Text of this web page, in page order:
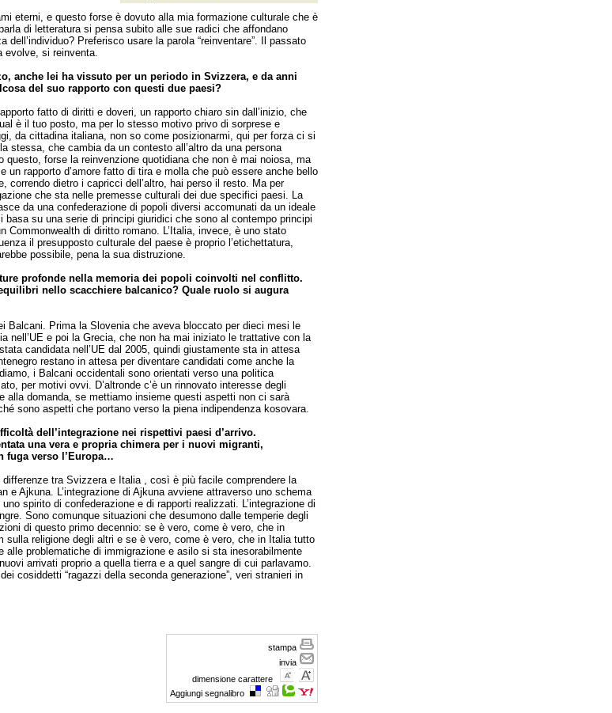
eterni, e questo forse è dovuto alla mia formazione culturale che è
di letteratura si pensa subito alle sue radici che affondano
dell’individuo? Preferisco usare la parola “reinventare”. Il passato
evolve, si reinventa.
anche lei ha vissuto per un periodo in Svizzera, e da anni
del suo rapporto con questi due paesi?
fatto di diritti e doveri, un rapporto chiaro sin dall’inizio, che
è il tuo posto, ma per lo stesso motivo privo di sorprese e
da cittadina italiana, non so come posizionarmi, qui per forza ci si
stessa, che cambia da un contesto all’altro da una persona
questo, forse la reinvenzione quotidiana che non è mai noiosa, ma
un rapporto d’amore fatto di tira e molla che può essere anche bello
correndo dietro i capricci dell’altro, hai perso il resto. Ma per
che sta nelle premesse culturali dei due specifici paesi. La
da una confederazione di popoli diversi accomunati da un ideale
su una serie di principi giuridici che sono al contempo principi
Commonwealth di diritto romano. L’Italia, invece, è uno stato
il presupposto culturale del paese è proprio l’etichettatura,
possibile, pena la sua distruzione.
profonde nella memoria dei popoli coinvolti nel conflitto.
nello scacchiere balcanico? Quale ruolo si augura
Balcani. Prima la Slovenia che aveva bloccato per dieci mesi le
nell’UE e poi la Grecia, che non ha mai iniziato le trattative con la
candidata nell’UE dal 2005, quindi giustamente sta in attesa
restano in attesa per diventare candidati come anche la
i Balcani occidentali sono orientati verso una politica
per motivi ovvi. D’altronde c’è un rinnovato interesse degli
alla domanda, se mettiamo insieme questi aspetti non ci sarà
sono aspetti che portano verso la piena indipendenza kosovara.
dell’integrazione nei rispettivi paesi d’arrivo.
una vera e propria chimera per i nuovi migranti,
verso l’Europa…
tra Svizzera e Italia , così è più facile comprendere la
e Ajkuna. L’integrazione di Ajkuna avviene attraverso uno schema
spirito di confederazione e di rapporti realizzati. L’integrazione di
Sono comunque situazioni che desumono dalle temperie degli
di questo primo decennio: se è vero, come è vero, che in
sulla religione degli altri e se è vero, come è vero, che in Italia tutto
alle problematiche di immigrazione e asilo si sta inesorabilmente
arrivati proprio a quella tierra e a quel sangre di cui parlavamo.
cosiddetti “ragazzi della seconda generazione”, veri stranieri in
stampa
invia
dimensione carattere
Aggiungi segnalibro